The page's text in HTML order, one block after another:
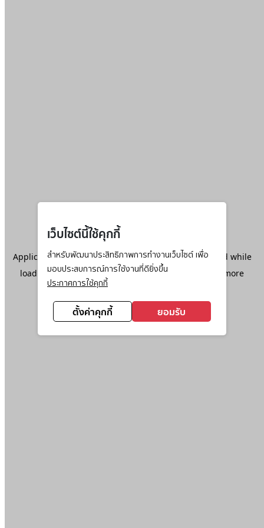
เว็บไซต์นี้ใช้คุกกี้
สำหรับพัฒนาประสิทธิภาพการทำงานเว็บไซต์ เพื่อ
มอบประสบการณ์การใช้งานที่ดียิ่งขึ้น
ประกาศการใช้คุกกี้
ตั้งค่าคุกกี้ ยอมรับ
Application error: aclient-side exception has occurred while
loadingwww.ktc.co.th(see the browser console
for more
information).